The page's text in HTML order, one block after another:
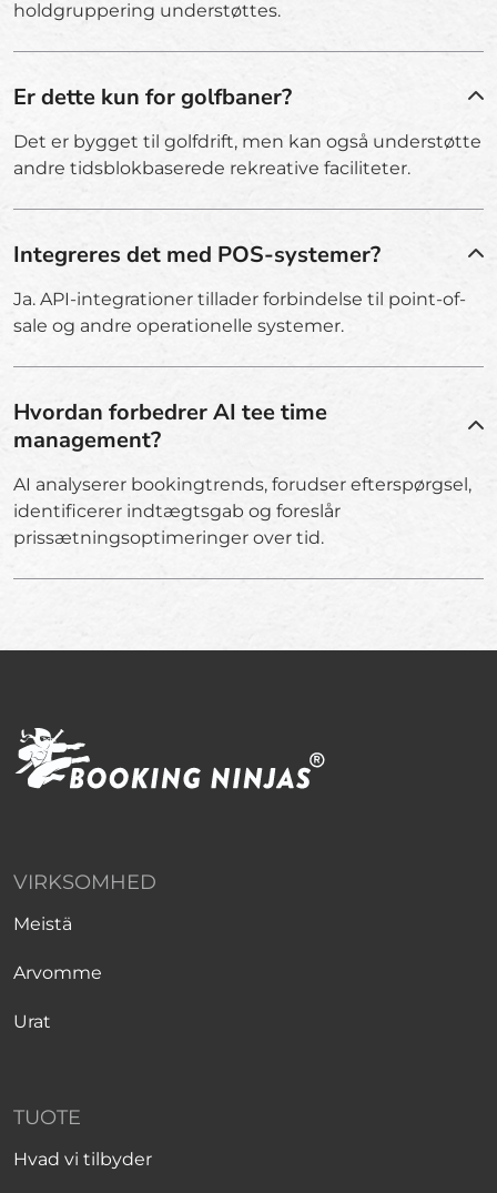
holdgruppering understøttes.
Er dette kun for golfbaner?
Det er bygget til golfdrift, men kan også understøtte
andre tidsblokbaserede rekreative faciliteter.
Integreres det med POS-systemer?
Ja. API-integrationer tillader forbindelse til point-of-
sale og andre operationelle systemer.
Hvordan forbedrer AI tee time
management?
AI analyserer bookingtrends, forudser efterspørgsel,
identificerer indtægtsgab og foreslår
prissætningsoptimeringer over tid.
VIRKSOMHED
Meistä
Arvomme
Urat
TUOTE
Hvad vi tilbyder